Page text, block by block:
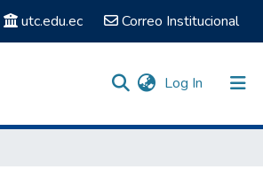
utc.edu.ec Correo Institucional
Log In (current)